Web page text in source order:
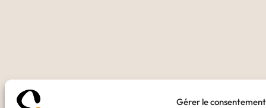
Gérer le consentement